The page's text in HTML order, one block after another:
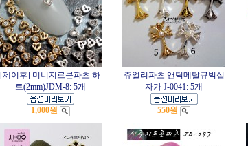
[제이후] 미니지르콘파츠 하
트(2mm)JDM-8: 5개
1,000원
쥬얼리파츠 앤틱메탈큐빅십
자가 J-0041: 5개
550원